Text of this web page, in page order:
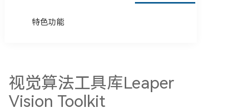
特色功能
视觉算法工具库Leaper
Vision Toolkit